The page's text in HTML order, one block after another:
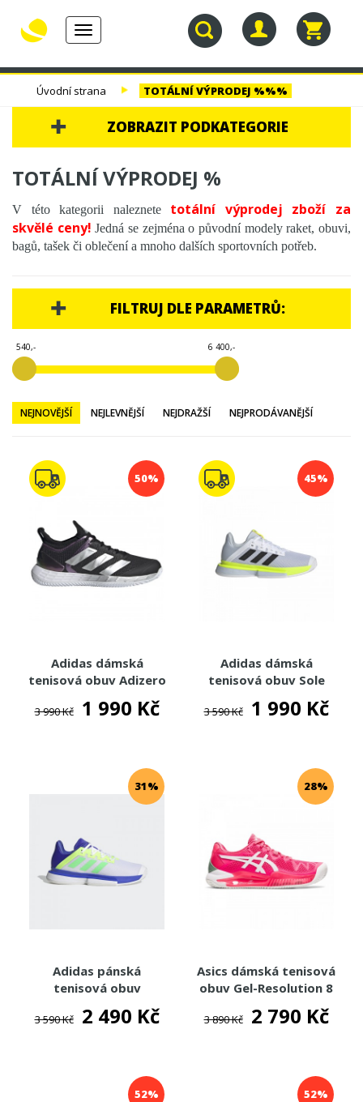
Toggle
navigation
30.
TENISOVÉ
TENISOVÉ
Úvodní strana TOTÁLNÍ VÝPRODEJ %%%
ZOBRAZIT PODKATEGORIE
30. NAROZENINY
TENISOVÉ VÝPLETY
TENISOVÉ MÍČE
TENISOVÁ OBUV
TENISOVÉ OBLEČENÍ
TENISOVÉ OMOTÁVKY
TOTÁLNÍ VÝPRODEJ %%%
TOTÁLNÍ VÝPRODEJ %
V této kategorii naleznete totální výprodej zboží za
skvělé ceny! Jedná se zejména o původní modely raket, obuvi,
bagů, tašek či oblečení a mnoho dalších sportovních potřeb.
FILTRUJ DLE PARAMETRŮ:
540,- 6 400,-
NEJNOVĚJŠÍ NEJLEVNĚJŠÍ NEJDRAŽŠÍ NEJPRODÁVANĚJŠÍ
50%
Adidas dámská
tenisová obuv Adizero
3 990 Kč 1 990 Kč
45%
Adidas dámská
tenisová obuv Sole
3 590 Kč 1 990 Kč
31%
Adidas pánská
tenisová obuv
SoleMatch Bounce
3 590 Kč 2 490 Kč
28%
Asics dámská tenisová
obuv Gel-Resolution 8
3 890 Kč 2 790 Kč
52% 52%